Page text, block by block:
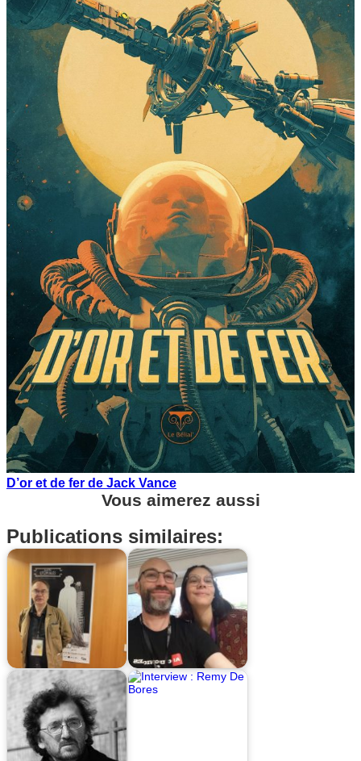
D’or et de fer de Jack Vance
Vous aimerez aussi
Publications similaires: